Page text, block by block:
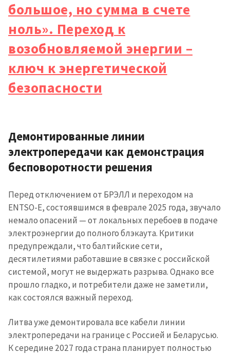
большое, но сумма в счете
ноль». Переход к
возобновляемой энергии –
ключ к энергетической
безопасности
Демонтированные линии
электропередачи как демонстрация
бесповоротности решения
Перед отключением от БРЭЛЛ и переходом на
ENTSO-E, состоявшимся в феврале 2025 года, звучало
немало опасений — от локальных перебоев в подаче
электроэнергии до полного блэкаута. Критики
предупреждали, что балтийские сети,
десятилетиями работавшие в связке с российской
системой, могут не выдержать разрыва. Однако все
прошло гладко, и потребители даже не заметили,
как состоялся важный переход.
Литва уже демонтировала все кабели линии
электропередачи на границе с Россией и Беларусью.
К середине 2027 года страна планирует полностью